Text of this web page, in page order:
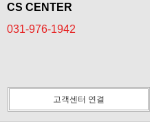
CS CENTER
031-976-1942
고객센터 연결